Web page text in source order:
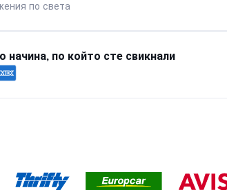
по света
начина, по който сте свикнали